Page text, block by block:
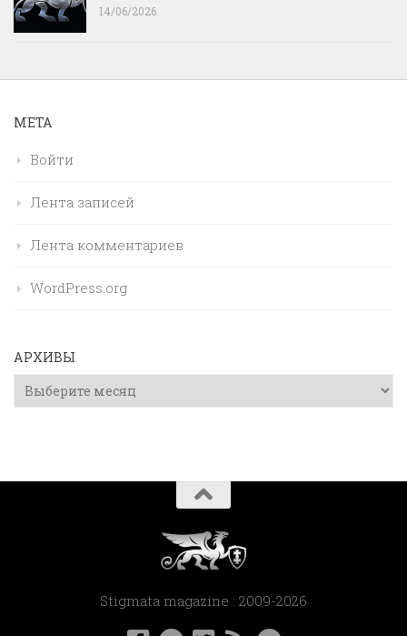
14/06/2026
МЕТА
Войти
Лента записей
Лента комментариев
WordPress.org
АРХИВЫ
Архивы
Stigmata magazine : 2009-2026